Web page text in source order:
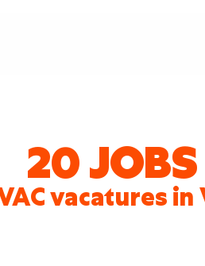
20 JOBS
vacatures in